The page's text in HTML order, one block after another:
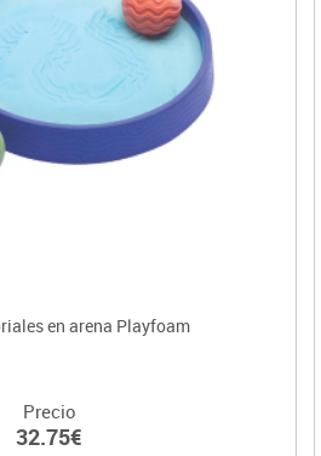
en arena Playfoam
Precio
32.75€